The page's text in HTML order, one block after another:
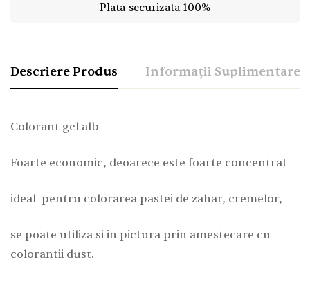
Plata securizata 100%
Descriere Produs Informații Suplimentare
Colorant gel alb
Foarte economic, deoarece este foarte concentrat
ideal pentru colorarea pastei de zahar, cremelor,
se poate utiliza si in pictura prin amestecare cu
colorantii dust.